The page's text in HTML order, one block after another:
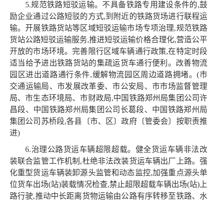
5.规范铁路短驳运输。不具备铁路专用建设条件的,鼓
励企业通过公路短驳的方式,到附近的铁路货场进行联程运
输。开展铁路货站等区域短驳运输市场专项治理,规范铁路
货站公路短驳运输服务,推进短驳运输价格合理化,营造公平
开放的市场环境。完善限行区域车辆通行政策,在特定时段
适当给予进出铁路货站的集疏运货车通行便利。改善物流
园区进出道路通行条件,缓解物流园区周边道路拥堵。(市
交通运输局、市发展改革委、市公安局、市市场监督管理
局、市生态环境局、市财政局,中国铁路郑州局集团公司许
昌段、中国铁路郑州局集团公司长葛段、中国铁路郑州局
集团公司苏桥段,各县〔市、区〕政府〔管委会〕按职责推
进)
6.治理公路货运车辆超限超载。健全货运车辆非法改
装联合监管工作机制,杜绝非法改装货运车辆出厂上路。强
化重型货运车辆装卸源头监管和动态监控,加强重点源头单
位货车出场(站)装载情况检查,禁止超限超载车辆出场(站)上
路行驶,推动中长距离货物运输由公路有序转移至铁路、水